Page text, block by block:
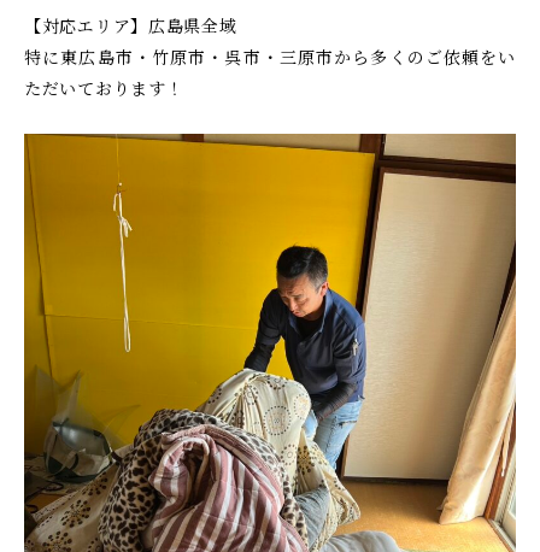
【対応エリア】広島県全域
特に東広島市・竹原市・呉市・三原市から多くのご依頼をい
ただいております！